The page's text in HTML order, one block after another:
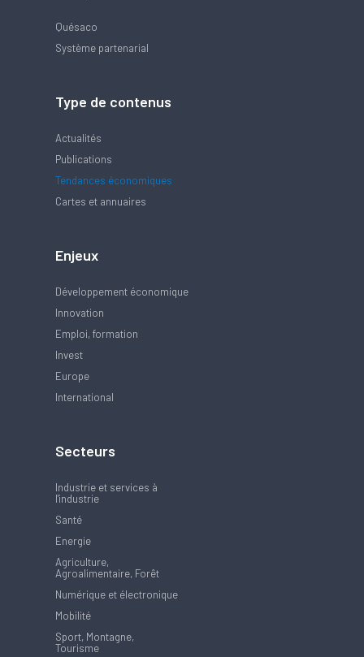
Quésaco
Système partenarial
Type de contenus
Actualités
Publications
Tendances économiques
Cartes et annuaires
Enjeux
Développement économique
Innovation
Emploi, formation
Invest
Europe
International
Secteurs
Industrie et services à
l'industrie
Santé
Energie
Agriculture,
Agroalimentaire, Forêt
Numérique et électronique
Mobilité
Sport, Montagne,
Tourisme